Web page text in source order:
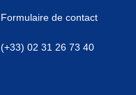
Formulaire de contact
(+33) 02 31 26 73 40